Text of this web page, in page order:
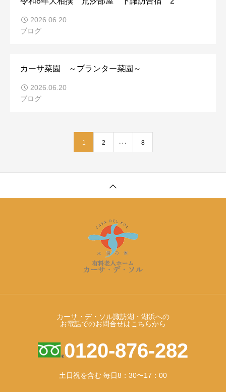
2026.06.20
ブログ
カーサ菜園 ～プランター菜園～
2026.06.20
ブログ
1 2 8
カーサ・デ・ソル諏訪湖・湖浜への
お電話でのお問合せはこちらから
0120-876-282
土日祝を含む 毎日8：30〜17：00